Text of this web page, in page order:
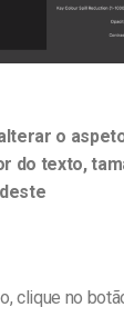
o
do texto,
clique no